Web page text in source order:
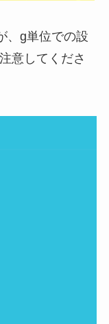
、g単位での設
意してくださ